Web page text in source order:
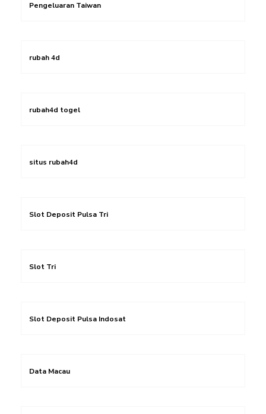
Pengeluaran Taiwan
rubah 4d
rubah4d togel
situs rubah4d
Slot Deposit Pulsa Tri
Slot Tri
Slot Deposit Pulsa Indosat
Data Macau